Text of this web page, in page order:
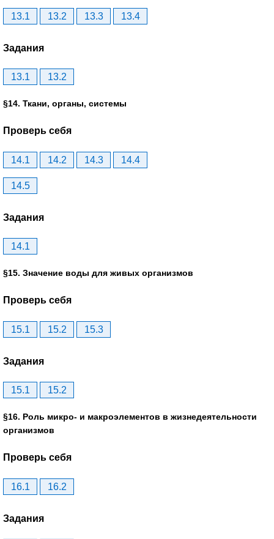
13.1 13.2 13.3 13.4
Задания
13.1 13.2
§14. Ткани, органы, системы
Проверь себя
14.1 14.2 14.3 14.4
14.5
Задания
14.1
§15. Значение воды для живых организмов
Проверь себя
15.1 15.2 15.3
Задания
15.1 15.2
§16. Роль микро- и макроэлементов в жизнедеятельности
организмов
Проверь себя
16.1 16.2
Задания